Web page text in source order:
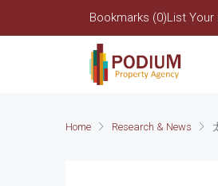
Bookmarks (0)List
Home Research & News